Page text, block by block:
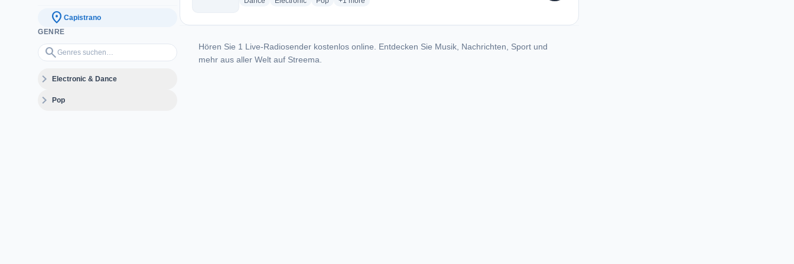
location_on Capistrano
GENRE
search
Genres suchen…
expand_moreElectronic & Dance
expand_morePop
Hören Sie 1 Live-Radiosender kostenlos online. Entdecken Sie Musik, Nachrichten, Sport und
mehr aus aller Welt auf Streema.